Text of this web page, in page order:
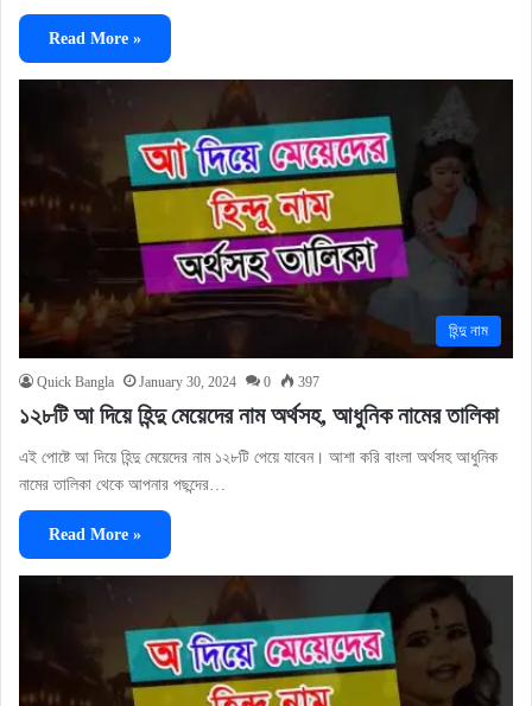
Read More »
হিন্দু নাম
Quick Bangla January 30, 2024 0 397
১২৮টি আ দিয়ে হিন্দু মেয়েদের নাম অর্থসহ, আধুনিক নামের তালিকা
এই পোষ্টে আ দিয়ে হিন্দু মেয়েদের নাম ১২৮টি পেয়ে যাবেন। আশা করি বাংলা অর্থসহ আধুনিক
নামের তালিকা থেকে আপনার পছন্দের…
Read More »